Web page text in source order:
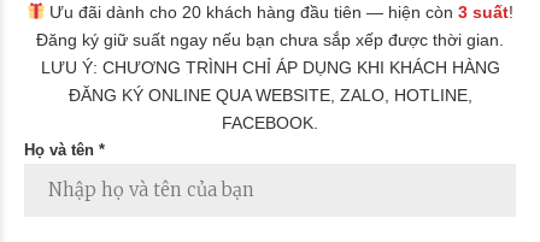
Ưu đãi dành cho 20 khách hàng đầu tiên — hiện còn3 suất!
Đăng ký giữ suất ngay nếu bạn chưa sắp xếp được thời gian.
LƯU Ý: CHƯƠNG TRÌNH CHỈ ÁP DỤNG KHI KHÁCH HÀNG
ĐĂNG KÝ ONLINE QUA WEBSITE, ZALO, HOTLINE,
FACEBOOK.
Họ và tên *